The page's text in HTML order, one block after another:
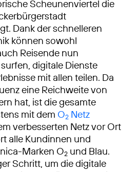
Scheunenviertel die
Dank der schnelleren
können sowohl
Reisende nun
digitale Dienste
mit allen teilen. Da
eine Reichweite von
hat, ist die gesamte
mit dem O2 Netz
verbesserten Netz vor Ort
alle Kundinnen und
Marken O2 und Blau.
Schritt, um die digitale